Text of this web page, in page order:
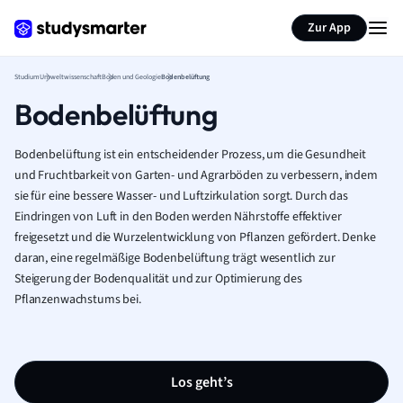
Zur App
StudiumUmweltwissenschaftBoden und GeologieBodenbelüftung
Bodenbelüftung
Bodenbelüftung ist ein entscheidender Prozess, um die Gesundheit
und Fruchtbarkeit von Garten- und Agrarböden zu verbessern, indem
sie für eine bessere Wasser- und Luftzirkulation sorgt. Durch das
Eindringen von Luft in den Boden werden Nährstoffe effektiver
freigesetzt und die Wurzelentwicklung von Pflanzen gefördert. Denke
daran, eine regelmäßige Bodenbelüftung trägt wesentlich zur
Steigerung der Bodenqualität und zur Optimierung des
Pflanzenwachstums bei.
Los geht’s